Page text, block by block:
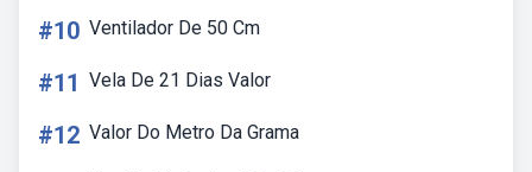
#10 Ventilador De 50 Cm
#11 Vela De 21 Dias Valor
#12 Valor Do Metro Da Grama